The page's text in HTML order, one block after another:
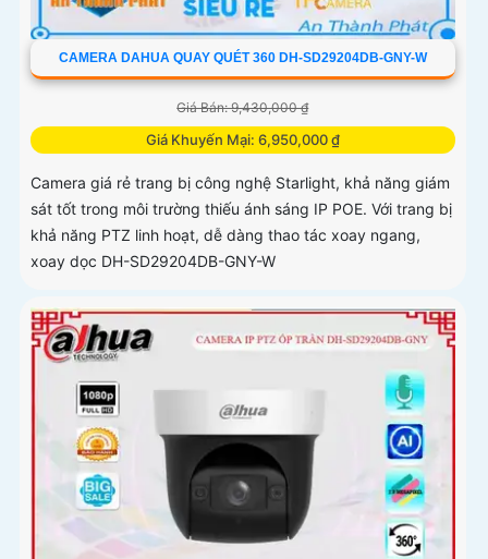
CAMERA DAHUA QUAY QUÉT 360 DH-SD29204DB-GNY-W
Giá Bán: 9,430,000 ₫
Giá Khuyến Mại: 6,950,000 ₫
Camera giá rẻ trang bị công nghệ Starlight, khả năng giám
sát tốt trong môi trường thiếu ánh sáng IP POE. Với trang bị
khả năng PTZ linh hoạt, dễ dàng thao tác xoay ngang,
xoay dọc DH-SD29204DB-GNY-W